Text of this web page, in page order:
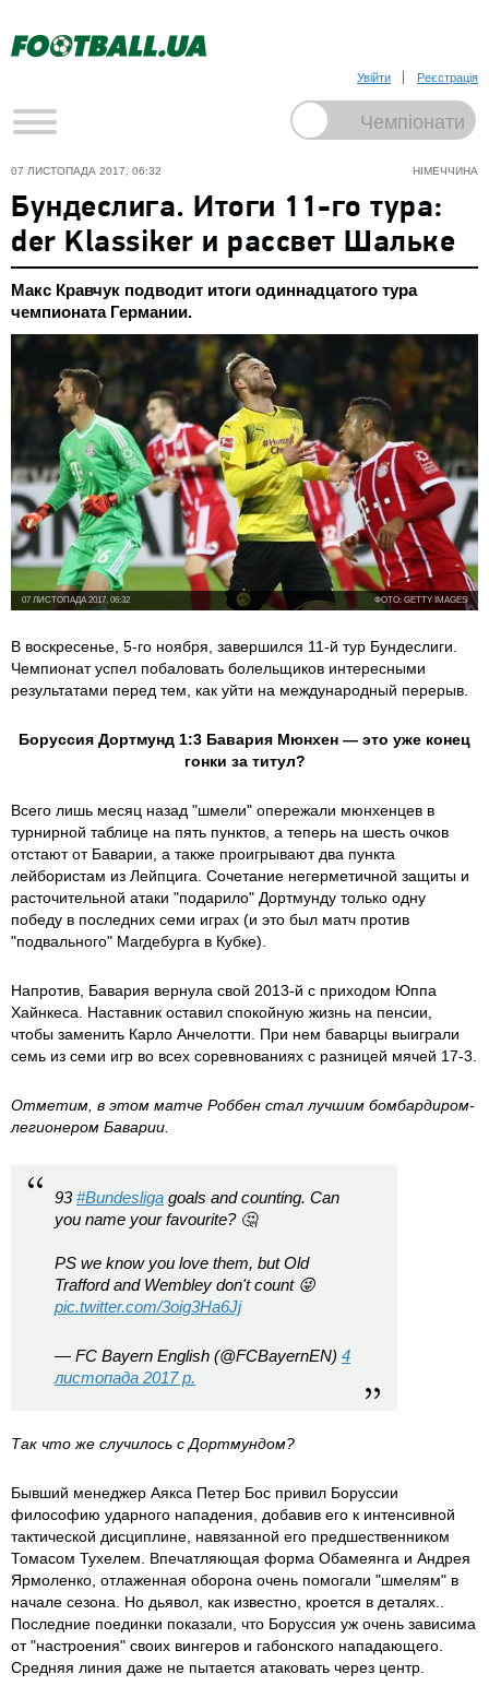
Увійти Реєстрація
НІМЕЧЧИНА
07 ЛИСТОПАДА 2017, 06:32
Бундеслига. Итоги 11-го тура:
der Klassiker и рассвет Шальке
Макс Кравчук подводит итоги одиннадцатого тура
чемпионата Германии.
ФОТО: GETTY IMAGES
07 ЛИСТОПАДА 2017, 06:32
В воскресенье, 5-го ноября, завершился 11-й тур Бундеслиги.
Чемпионат успел побаловать болельщиков интересными
результатами перед тем, как уйти на международный перерыв.
Боруссия Дортмунд 1:3 Бавария Мюнхен — это уже конец
гонки за титул?
Всего лишь месяц назад "шмели" опережали мюнхенцев в
турнирной таблице на пять пунктов, а теперь на шесть очков
отстают от Баварии, а также проигрывают два пункта
лейбористам из Лейпцига. Сочетание негерметичной защиты и
расточительной атаки "подарило" Дортмунду только одну
победу в последних семи играх (и это был матч против
"подвального" Магдебурга в Кубке).
Напротив, Бавария вернула свой 2013-й с приходом Юппа
Хайнкеса. Наставник оставил спокойную жизнь на пенсии,
чтобы заменить Карло Анчелотти. При нем баварцы выиграли
семь из семи игр во всех соревнованиях с разницей мячей 17-3.
Отметим, в этом матче Роббен стал лучшим бомбардиром-
легионером Баварии.
93#Bundesliga goals and counting. Can
you name your favourite? 🤔
PS we know you love them, but Old
Trafford and Wembley don't count 😜
pic.twitter.com/3oig3Ha6Jj
— FC Bayern English (@FCBayernEN) 4
листопада 2017 р.
Так что же случилось с Дортмундом?
Бывший менеджер Аякса Петер Бос привил Боруссии
философию ударного нападения, добавив его к интенсивной
тактической дисциплине, навязанной его предшественником
Томасом Тухелем. Впечатляющая форма Обамеянга и Андрея
Ярмоленко, отлаженная оборона очень помогали "шмелям" в
начале сезона. Но дьявол, как известно, кроется в деталях..
Последние поединки показали, что Боруссия уж очень зависима
от "настроения" своих вингеров и габонского нападающего.
Средняя линия даже не пытается атаковать через центр.